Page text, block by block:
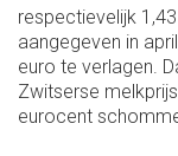
respectievelijk
aangegeven in
euro te verlagen.
Zwitserse
eurocent